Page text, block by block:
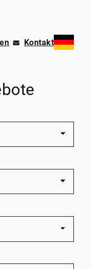
Kontakt